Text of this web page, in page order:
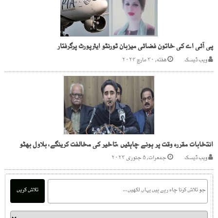
پی آئی اے کی خاتون فضائی میزبان ٹورنٹو ایئرپورٹ پرگرفتار
ویب ڈیسک هفته, ۳۰ مارچ ۲۰۲۴
انتخابات مقررہ وقت پر ہونے چاہئیں ،تاخیر کی مخالفت کرینگے، بلاول بھٹو
ویب ڈیسک جمعرات, ۵ جنوری ۲۰۲۳
تلاش کریں